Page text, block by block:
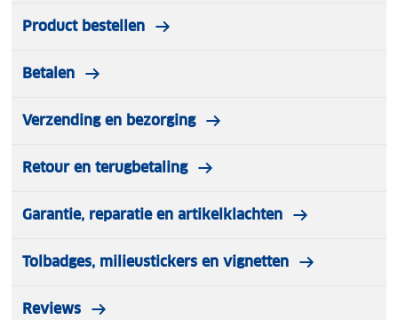
Product bestellen
Betalen
Verzending en bezorging
Retour en terugbetaling
Garantie, reparatie en artikelklachten
Tolbadges, milieustickers en vignetten
Reviews